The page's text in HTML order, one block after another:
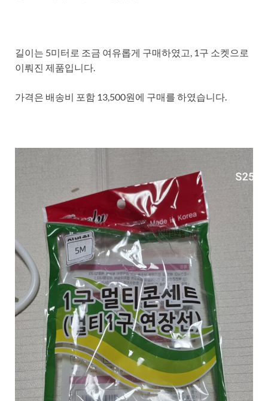
길이는 5미터로 조금 여유롭게 구매하였고, 1구 소켓으로
이뤄진 제품입니다.
가격은 배송비 포함 13,500원에 구매를 하였습니다.